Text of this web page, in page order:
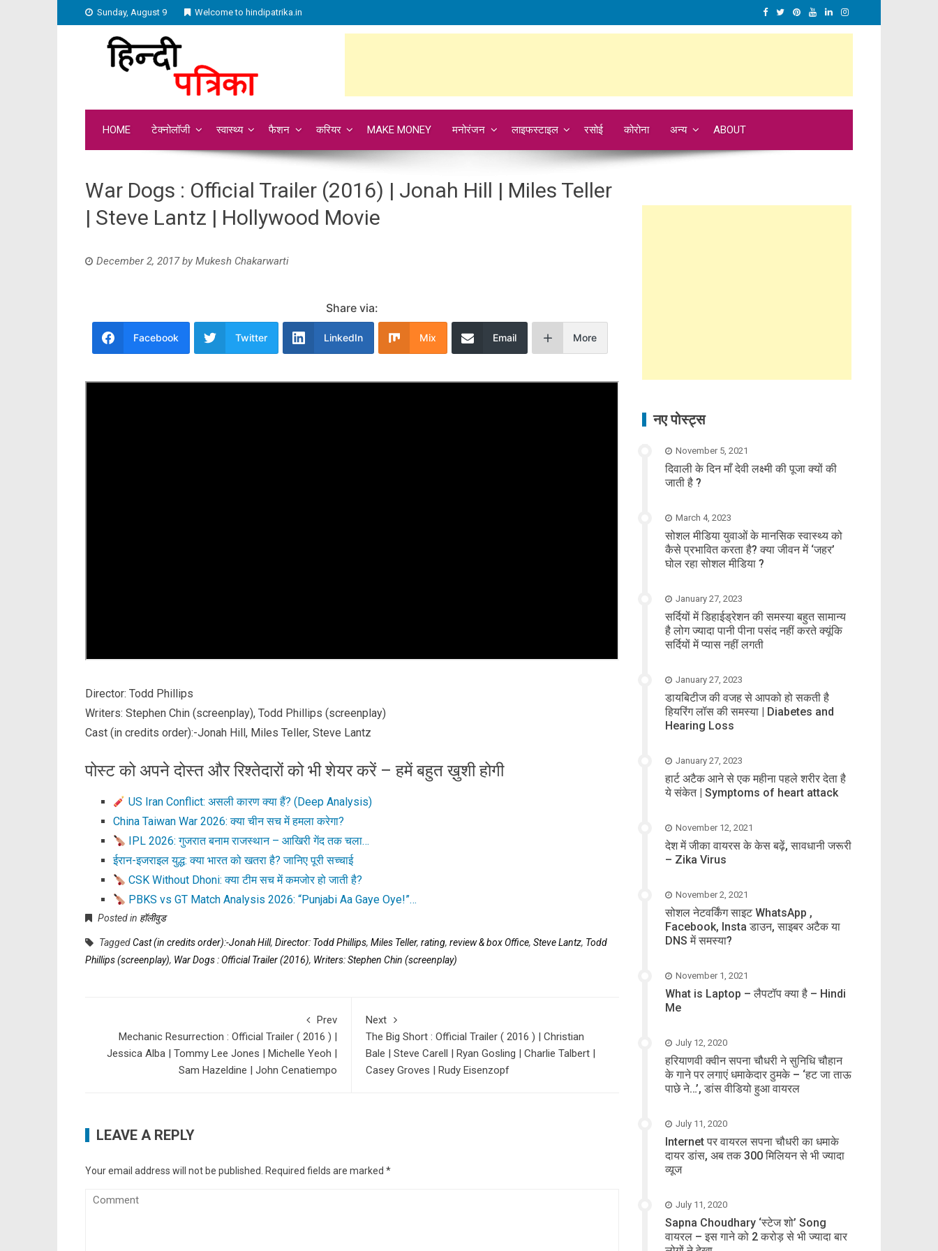
Sunday, August 9 Welcome to hindipatrika.in
HOME टेक्नोलॉजी स्वास्थ्य फैशन करियर MAKE MONEY मनोरंजन लाइफस्टाइल रसोई कोरोना अन्य ABOUT
War Dogs : Official Trailer (2016) | Jonah Hill | Miles Teller
| Steve Lantz | Hollywood Movie
December 2, 2017by Mukesh Chakarwarti
Share via:
Facebook Twitter LinkedIn Mix Email More
Director: Todd Phillips
Writers: Stephen Chin (screenplay), Todd Phillips (screenplay)
Cast (in credits order):-Jonah Hill, Miles Teller, Steve Lantz
पोस्ट को अपने दोस्त और रिश्तेदारों को भी शेयर करें – हमें बहुत ख़ुशी होगी
US Iran Conflict: असली कारण क्या हैं? (Deep Analysis)
China Taiwan War 2026: क्या चीन सच में हमला करेगा?
IPL 2026: गुजरात बनाम राजस्थान – आखिरी गेंद तक चला…
ईरान-इजराइल युद्ध: क्या भारत को खतरा है? जानिए पूरी सच्चाई
CSK Without Dhoni: क्या टीम सच में कमजोर हो जाती है?
PBKS vs GT Match Analysis 2026: “Punjabi Aa Gaye Oye!”…
Posted in हॉलीवुड
TaggedCast (in credits order):-Jonah Hill, Director: Todd Phillips, Miles Teller, rating, review & box Office, Steve Lantz, Todd
Phillips (screenplay), War Dogs : Official Trailer (2016), Writers: Stephen Chin (screenplay)
Prev
Mechanic Resurrection : Official Trailer ( 2016 ) |
Jessica Alba | Tommy Lee Jones | Michelle Yeoh |
Sam Hazeldine | John Cenatiempo
Next
The Big Short : Official Trailer ( 2016 ) | Christian
Bale | Steve Carell | Ryan Gosling | Charlie Talbert |
Casey Groves | Rudy Eisenzopf
LEAVE A REPLY
Your email address will not be published. Required fields are marked *
नए पोस्ट्स
November 5, 2021
दिवाली के दिन माँ देवी लक्ष्मी की पूजा क्यों की
जाती है ?
March 4, 2023
सोशल मीडिया युवाओं के मानसिक स्वास्थ्य को
कैसे प्रभावित करता है? क्या जीवन में ‘जहर’
घोल रहा सोशल मीडिया ?
January 27, 2023
सर्दियों में डिहाईड्रेशन की समस्या बहुत सामान्य
है लोग ज्यादा पानी पीना पसंद नहीं करते क्यूंकि
सर्दियों में प्यास नहीं लगती
January 27, 2023
डायबिटीज की वजह से आपको हो सकती है
हियरिंग लॉस की समस्या | Diabetes and
Hearing Loss
January 27, 2023
हार्ट अटैक आने से एक महीना पहले शरीर देता है
ये संकेत | Symptoms of heart attack
November 12, 2021
देश में जीका वायरस के केस बढ़ें, सावधानी जरूरी
– Zika Virus
November 2, 2021
सोशल नेटवर्किंग साइट WhatsApp ,
Facebook, Insta डाउन, साइबर अटैक या
DNS में समस्या?
November 1, 2021
What is Laptop – लैपटॉप क्या है – Hindi
Me
July 12, 2020
हरियाणवी क्वीन सपना चौधरी ने सुनिधि चौहान
के गाने पर लगाएं धमाकेदार ठुमके – ‘हट जा ताऊ
पाछे ने…’, डांस वीडियो हुआ वायरल
July 11, 2020
Internet पर वायरल सपना चौधरी का धमाके
दायर डांस, अब तक 300 मिलियन से भी ज्यादा
व्यूज
July 11, 2020
Sapna Choudhary ‘स्टेज शो’ Song
वायरल – इस गाने को 2 करोड़ से भी ज्यादा बार